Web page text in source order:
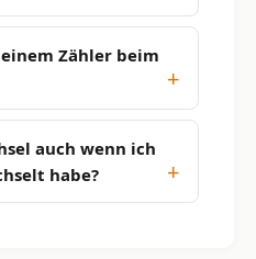
Zähler beim
auch wenn ich
habe?